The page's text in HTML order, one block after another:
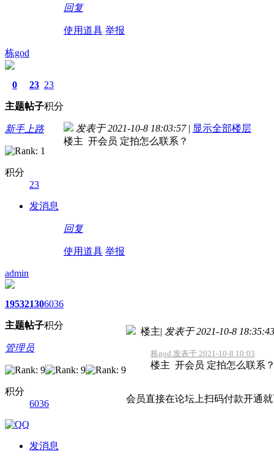
回复
使用道具 举报
栋god
0
主题
23
帖子
23
积分
新手上路
积分
23
发消息
发表于 2021-10-8 18:03:57 | 显示全部楼层
楼主 开会员 定拍怎么联系？
回复
使用道具 举报
admin
1953
主题
2130
帖子
6036
积分
管理员
积分
6036
发消息
楼主| 发表于 2021-10-8 18:35:43
栋god 发表于 2021-10-8 10:03
楼主 开会员 定拍怎么联系
会员直接在论坛上扫码付款开通